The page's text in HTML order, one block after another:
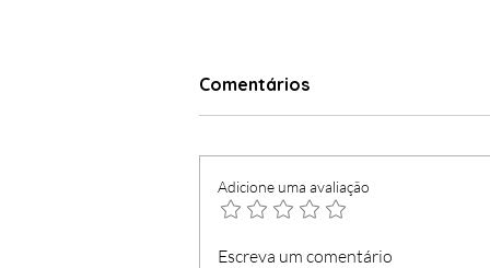
Madeirense concorre
Comentários
Adicione uma avaliação
Escreva um comentário